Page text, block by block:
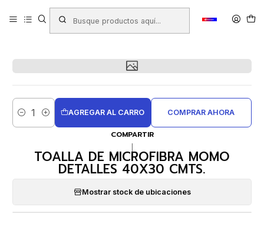
Productos ARTÍCULOS ELECTRÓNICOS
Artículos para Automoviles
TOALLA DE MICROFIBRA MOMO DETALLES 40X30 CMTS.
Cantidad
AGREGAR AL CARRO COMPRAR AHORA
COMPARTIR
TOALLA DE MICROFIBRA MOMO
DETALLES 40X30 CMTS.
Mostrar stock de ubicaciones